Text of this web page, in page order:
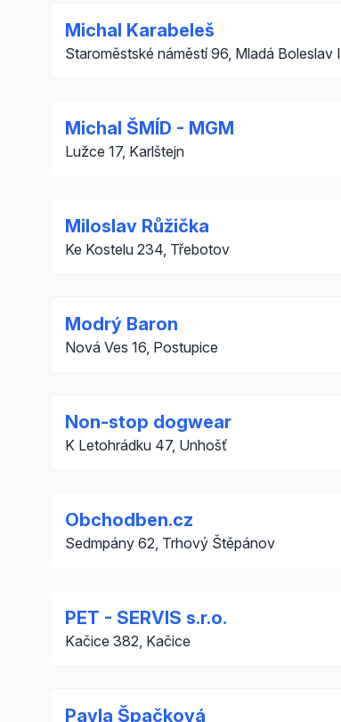
Michal Karabeleš
Staroměstské náměstí 96, Mladá Boleslav I
Michal ŠMÍD - MGM
Lužce 17, Karlštejn
Miloslav Růžička
Ke Kostelu 234, Třebotov
Modrý Baron
Nová Ves 16, Postupice
Non-stop dogwear
K Letohrádku 47, Unhošť
Obchodben.cz
Sedmpány 62, Trhový Štěpánov
PET - SERVIS s.r.o.
Kačice 382, Kačice
Pavla Špačková